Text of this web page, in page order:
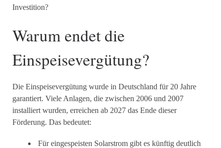
Investition?
Warum endet die
Einspeisevergütung?
Die Einspeisevergütung wurde in Deutschland für 20 Jahre
garantiert. Viele Anlagen, die zwischen 2006 und 2007
installiert wurden, erreichen ab 2027 das Ende dieser
Förderung. Das bedeutet:
Für eingespeisten Solarstrom gibt es künftig deutlich